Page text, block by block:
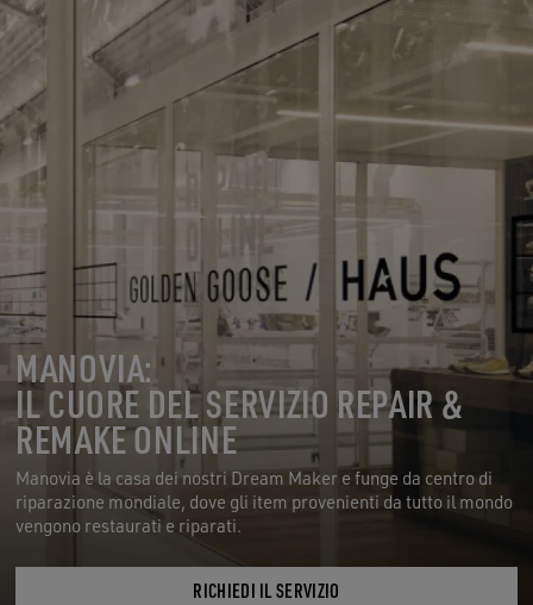
MANOVIA:
IL CUORE DEL SERVIZIO REPAIR &
REMAKE ONLINE
Manovia è la casa dei nostri Dream Maker e funge da centro di
riparazione mondiale, dove gli item provenienti da tutto il mondo
vengono restaurati e riparati.
RICHIEDI IL SERVIZIO